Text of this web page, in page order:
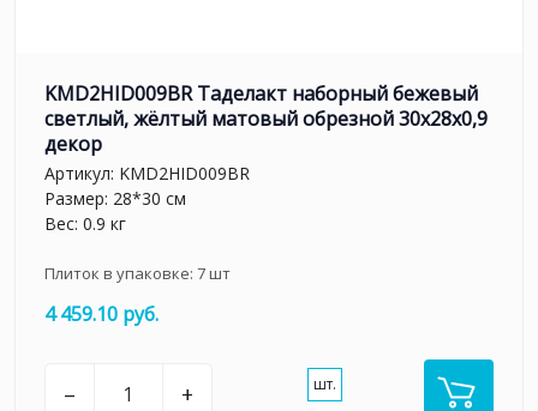
KMD2HID009BR Таделакт наборный бежевый
светлый, жёлтый матовый обрезной 30x28x0,9
декор
Артикул: KMD2HID009BR
Размер: 28*30 см
Вес: 0.9 кг
Плиток в упаковке: 7шт
4 459.10 руб.
– + шт.